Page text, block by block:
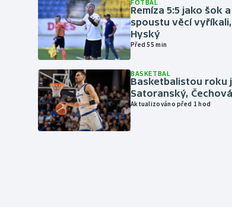
FOTBAL
Remíza 5:5 jako šok
spoustu věcí
Hyský
Před 55 min
BASKETBAL
Basketbalistou roku
Satoranský,
Aktualizováno před 1 hod